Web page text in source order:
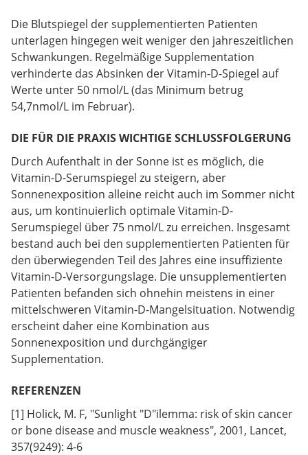
Die Blutspiegel der supplementierten Patienten
unterlagen hingegen weit weniger den jahreszeitlichen
Schwankungen. Regelmäßige Supplementation
verhinderte das Absinken der Vitamin-D-Spiegel auf
Werte unter 50 nmol/L (das Minimum betrug
54,7nmol/L im Februar).
DIE FÜR DIE PRAXIS WICHTIGE SCHLUSSFOLGERUNG
Durch Aufenthalt in der Sonne ist es möglich, die
Vitamin-D-Serumspiegel zu steigern, aber
Sonnenexposition alleine reicht auch im Sommer nicht
aus, um kontinuierlich optimale Vitamin-D-
Serumspiegel über 75 nmol/L zu erreichen. Insgesamt
bestand auch bei den supplementierten Patienten für
den überwiegenden Teil des Jahres eine insuffiziente
Vitamin-D-Versorgungslage. Die unsupplementierten
Patienten befanden sich ohnehin meistens in einer
mittelschweren Vitamin-D-Mangelsituation. Notwendig
erscheint daher eine Kombination aus
Sonnenexposition und durchgängiger
Supplementation.
REFERENZEN
[1] Holick, M. F, "Sunlight "D"ilemma: risk of skin cancer
or bone disease and muscle weakness", 2001, Lancet,
357(9249): 4-6